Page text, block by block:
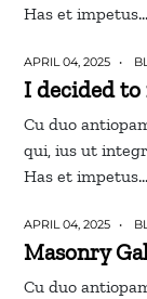
Has et impetus…
APRIL 04, 2025
I decided to
Cu duo
qui, ius ut
Has et impetus…
APRIL 04, 2025
Masonry
Cu duo